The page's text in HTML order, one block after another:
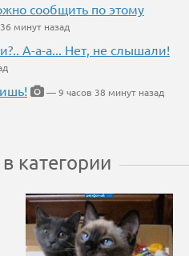
сообщить по этому
минут назад
А-а-а... Нет, не слышали!
— 9 часов 38 минут назад
категории